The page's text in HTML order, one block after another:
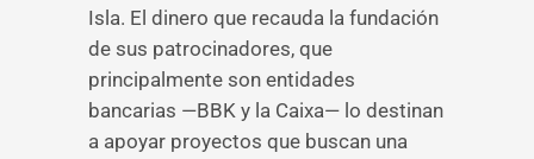
Isla. El dinero que recauda la fundación
de sus patrocinadores, que
principalmente son entidades
bancarias —BBK y la Caixa— lo destinan
a apoyar proyectos que buscan una